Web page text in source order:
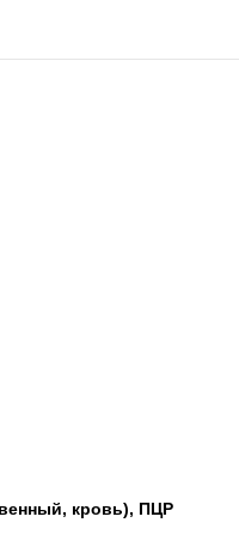
кровь), ПЦР